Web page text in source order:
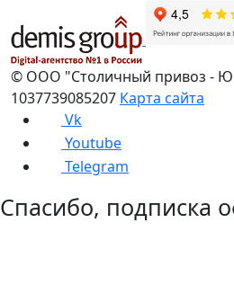
© ООО "Столичный привоз -
1037739085207 Карта сайта
Vk
Youtube
Telegram
Спасибо, подписка